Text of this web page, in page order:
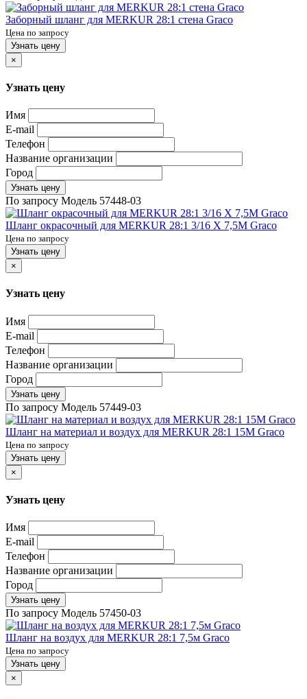
Заборный шланг для MERKUR 28:1 стена Graco
Цена по запросу
Узнать цену
×
Узнать цену
Имя
E-mail
Телефон
Название организации
Город
Узнать цену
По запросу Модель 57448-03
Шланг окрасочный для MERKUR 28:1 3/16 X 7,5M Graco
Цена по запросу
Узнать цену
×
Узнать цену
Имя
E-mail
Телефон
Название организации
Город
Узнать цену
По запросу Модель 57449-03
Шланг на материал и воздух для MERKUR 28:1 15M Graco
Цена по запросу
Узнать цену
×
Узнать цену
Имя
E-mail
Телефон
Название организации
Город
Узнать цену
По запросу Модель 57450-03
Шланг на воздух для MERKUR 28:1 7,5м Graco
Цена по запросу
Узнать цену
×